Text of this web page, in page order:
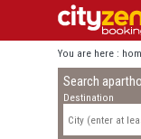
You are here :
Search
Destination